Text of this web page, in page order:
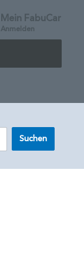
Mein FabuCar
Anmelden
Suchen